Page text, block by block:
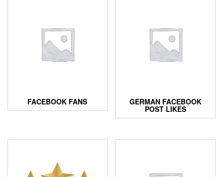
FACEBOOK FANS GERMAN FACEBOOK
POST LIKES